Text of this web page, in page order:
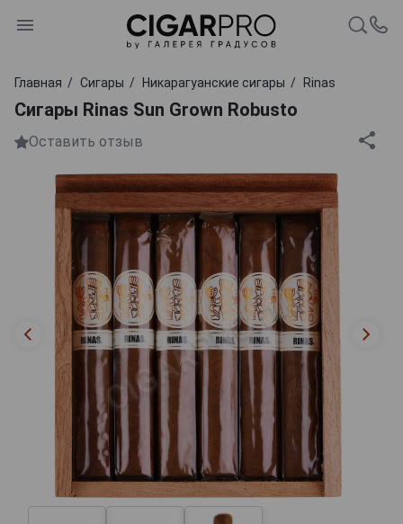
Главная Сигары Никарагуанские сигары Rinas
Сигары Rinas Sun Grown Robusto
Оставить отзыв